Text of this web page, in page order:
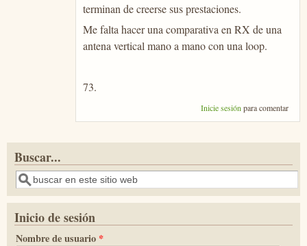
terminan de creerse sus prestaciones.
Me falta hacer una comparativa en RX de una
antena vertical mano a mano con una loop.
73.
Inicie sesión para comentar
Buscar...
Buscar
Inicio de sesión
Nombre de usuario *